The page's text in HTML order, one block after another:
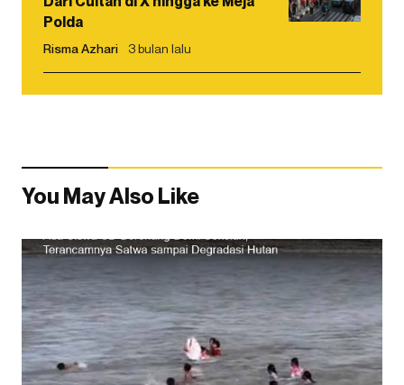
Polda
Risma Azhari 3 bulan lalu
You May Also Like